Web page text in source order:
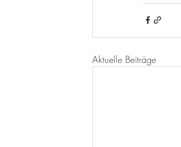
Aktuelle Beiträge